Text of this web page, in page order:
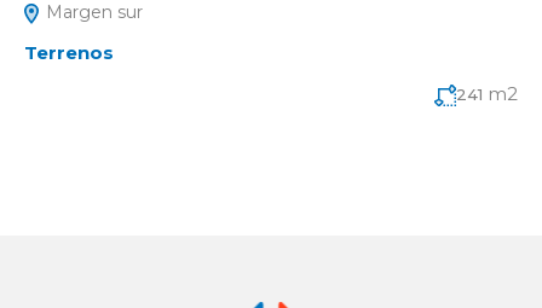
Margen sur
Terrenos
241 m2